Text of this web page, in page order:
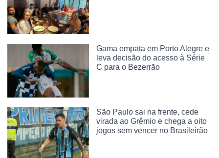
Gama empata em Porto Alegre e
leva decisão do acesso à Série
C para o Bezerrão
São Paulo sai na frente, cede
virada ao Grêmio e chega a oito
jogos sem vencer no Brasileirão